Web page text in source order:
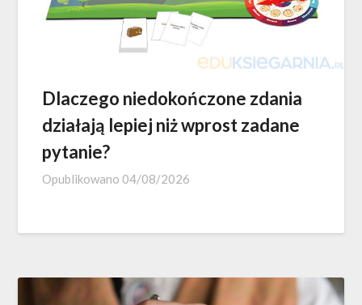
Dlaczego niedokończone zdania
działają lepiej niż wprost zadane
pytanie?
Opublikowano 04/08/2026